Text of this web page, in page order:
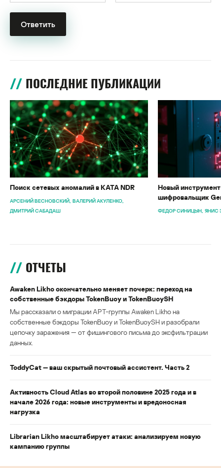
ПОСЛЕДНИЕ ПУБЛИКАЦИИ
Поиск сетевых аномалий в KATA NDR
АРСЕНИЙ ВЕСНОВСКИЙ ВАЛЕРИЙ АКУЛЕНКО
ДМИТРИЙ САБАДАШ
Новый
шифровальщик
ФЕДОР СИНИЦЫН ЯНИС
ОТЧЕТЫ
Awaken Likho окончательно меняет почерк: переход на
собственные бэкдоры TokenBuoy и TokenBuoySH
Мы рассказали о миграции APT-группы Awaken Likho на
собственные бэкдоры TokenBuoy и TokenBuoySH и разобрали
цепочку заражения — от фишингового письма до эксфильтрации
данных.
ToddyCat — ваш скрытый почтовый ассистент. Часть 2
Активность Cloud Atlas во второй половине 2025 года и в
начале 2026 года: новые инструменты и вредоносная
нагрузка
Librarian Likho масштабирует атаки: анализируем новую
кампанию группы